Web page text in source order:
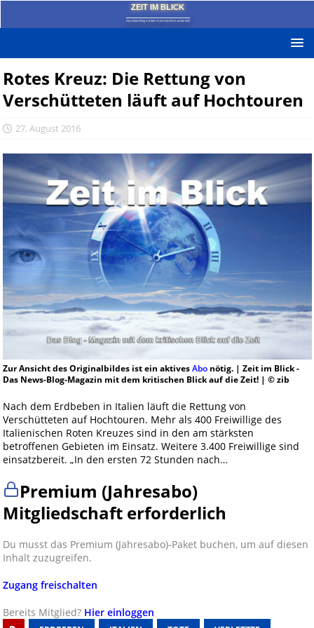
ZEIT IM BLICK
Das News-Blog mit dem kritischen Blick auf die Zeit!
Rotes Kreuz: Die Rettung von
Verschütteten läuft auf Hochtouren
27. August 2016
Zur Ansicht des Originalbildes ist ein aktivesAbonötig. | Zeit im Blick -
Das News-Blog-Magazin mit dem kritischen Blick auf die Zeit! | © zib
Nach dem Erdbeben in Italien läuft die Rettung von
Verschütteten auf Hochtouren. Mehr als 400 Freiwillige des
Italienischen Roten Kreuzes sind in den am stärksten
betroffenen Gebieten im Einsatz. Weitere 3.400 Freiwillige sind
einsatzbereit. „In den ersten 72 Stunden nach…
Premium (Jahresabo)
Mitgliedschaft erforderlich
Du musst das Premium (Jahresabo)-Paket buchen, um auf diesen
Inhalt zuzugreifen.
Zugang freischalten
Bereits Mitglied? Hier einloggen